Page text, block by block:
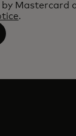
by Mastercard
.